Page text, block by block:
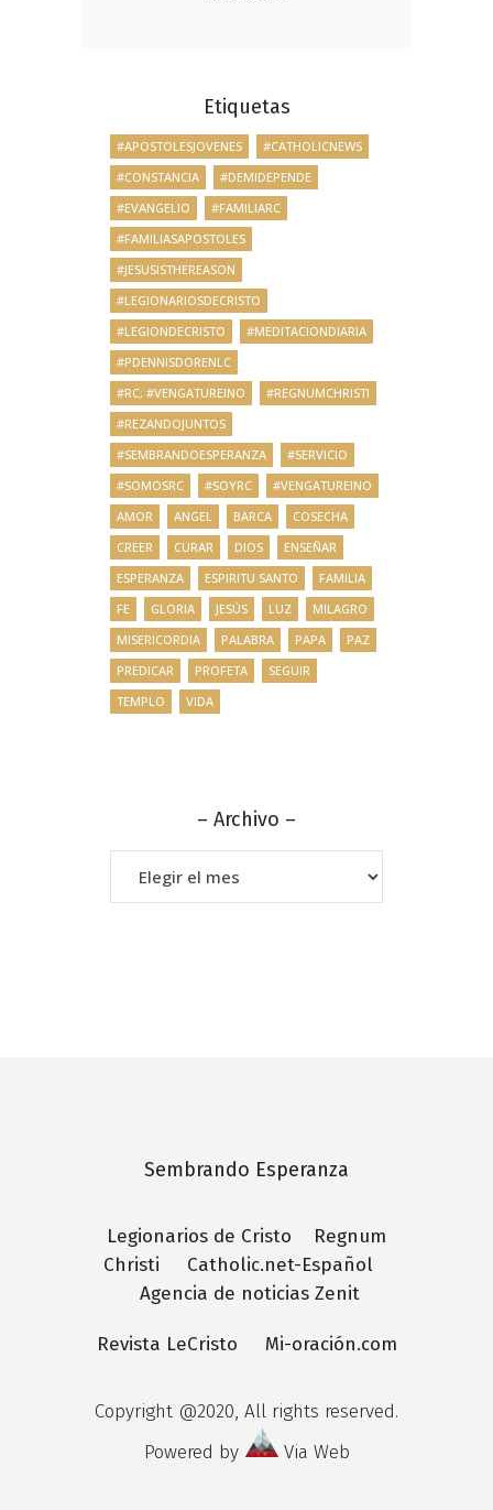
Etiquetas
#APOSTOLESJOVENES
#CATHOLICNEWS
#CONSTANCIA
#DEMIDEPENDE
#EVANGELIO
#FAMILIARC
#FAMILIASAPOSTOLES
#JESUSISTHEREASON
#LEGIONARIOSDECRISTO
#LEGIONDECRISTO
#MEDITACIONDIARIA
#PDENNISDORENLC
#RC; #VENGATUREINO
#REGNUMCHRISTI
#REZANDOJUNTOS
#SEMBRANDOESPERANZA
#SERVICIO
#SOMOSRC
#SOYRC
#VENGATUREINO
AMOR
ANGEL BARCA
COSECHA
CREER
CURAR DIOS
ENSEÑAR
ESPERANZA
ESPIRITU SANTO
FAMILIA
FE
GLORIA JESÚS LUZ
MILAGRO
MISERICORDIA
PALABRA PAPA
PAZ
PREDICAR
PROFETA
SEGUIR
TEMPLO
VIDA
– Archivo –
–
Archivo
–
Sembrando Esperanza
Legionarios de Cristo Regnum
Christi
Catholic.net-Español
Agencia de noticias Zenit
Revista LeCristo Mi-oración.com
Copyright @2020, All rights reserved.
Powered by
Via Web